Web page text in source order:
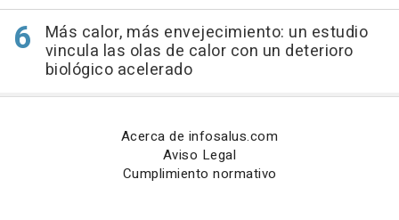
Más calor, más envejecimiento: un estudio
vincula las olas de calor con un deterioro
biológico acelerado
Acerca de infosalus.com
Aviso Legal
Cumplimiento normativo